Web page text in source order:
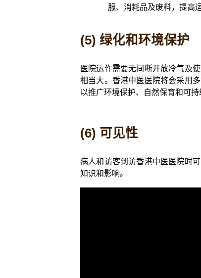
服、消耗品及废料，提高
(5) 绿化和环境保护
医院运作需要无间断开放冷气及
相当大。香港中医医院将会采用
以推广环境保护、自然保育和可持
(6) 可见性
病人和访客到访香港中医医院时
知识和影响。